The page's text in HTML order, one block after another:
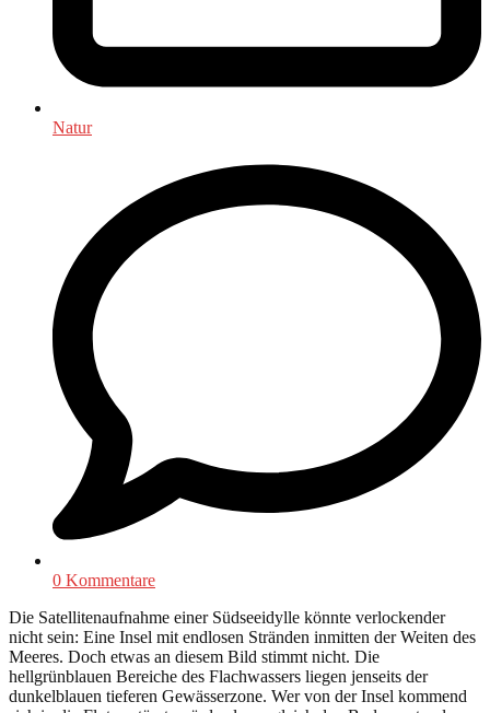
Natur
0 Kommentare
Die Satellitenaufnahme einer Südseeidylle könnte verlockender
nicht sein: Eine Insel mit endlosen Stränden inmitten der Weiten des
Meeres. Doch etwas an diesem Bild stimmt nicht. Die
hellgrünblauen Bereiche des Flachwassers liegen jenseits der
dunkelblauen tieferen Gewässerzone. Wer von der Insel kommend